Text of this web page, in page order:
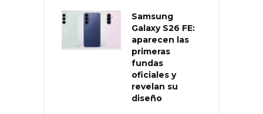
Samsung
Galaxy S26 FE:
aparecen las
primeras
fundas
oficiales y
revelan su
diseño